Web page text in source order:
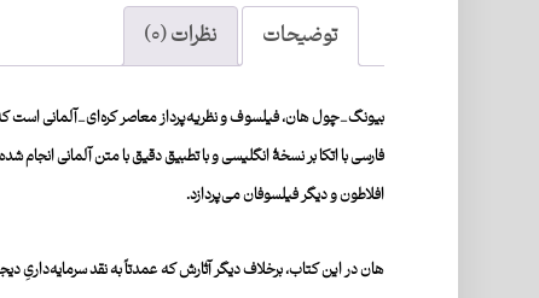
توضیحات نظرات (۰)
بیونگ_چول هان، فیلسوف و نظریه‌پرداز معاصر کره‌ای_آلمانی است
فارسی با اتکا بر نسخۀ انگلیسی و با تطبیق دقیق با متن آلمانی
افلاطون و دیگر فیلسوفان می‌پردازد.
هان در این کتاب، برخلاف دیگر آثارش که عمدتاً به نقد